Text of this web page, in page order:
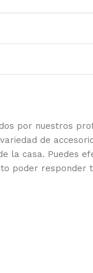
por nuestros
de
la casa. Puedes
poder responder